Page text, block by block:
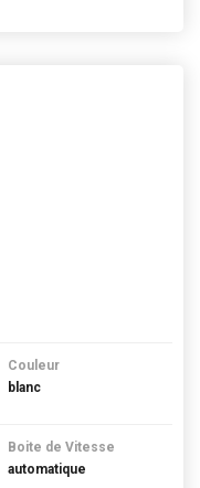
Couleur
blanc
Boite de Vitesse
automatique